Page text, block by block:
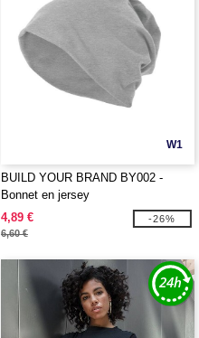
W1
BUILD YOUR BRAND BY002 -
Bonnet en jersey
4,89 €
6,60 €
-26%